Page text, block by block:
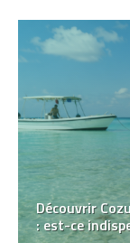
Découvrir
: est-ce